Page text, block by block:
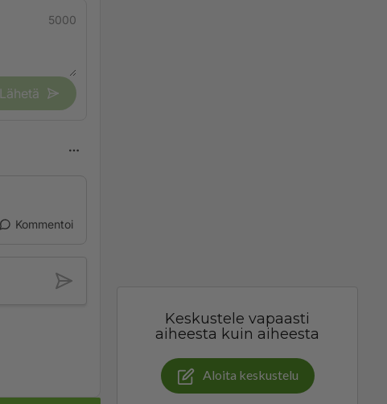
5000
Lähetä
Kommentoi
Keskustele vapaasti
aiheesta kuin aiheesta
Aloita keskustelu